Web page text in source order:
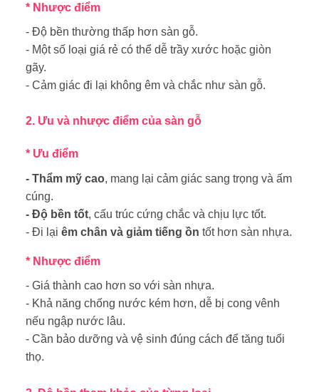
* Nhược điểm
- Độ bền thường thấp hơn sàn gỗ.
- Một số loại giá rẻ có thể dễ trầy xước hoặc giòn
gãy.
- Cảm giác đi lại không êm và chắc như sàn gỗ.
2. Ưu và nhược điểm của sàn gỗ
* Ưu điểm
- Thẩm mỹ cao, mang lại cảm giác sang trọng và ấm
cúng.
- Độ bền tốt, cấu trúc cứng chắc và chịu lực tốt.
- Đi lại êm chân và giảm tiếng ồn tốt hơn sàn nhựa.
* Nhược điểm
- Giá thành cao hơn so với sàn nhựa.
- Khả năng chống nước kém hơn, dễ bị cong vênh
nếu ngập nước lâu.
- Cần bảo dưỡng và vệ sinh đúng cách để tăng tuổi
thọ.